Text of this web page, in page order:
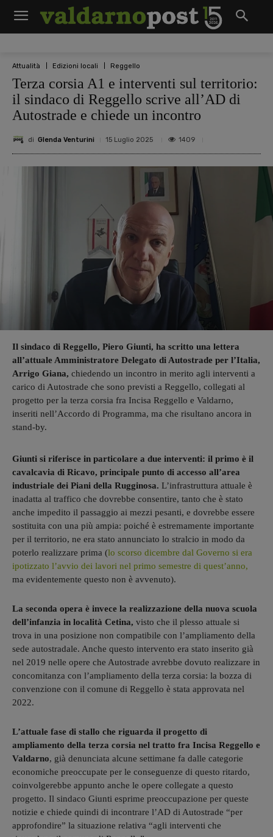
Attualità Edizioni locali Reggello
Terza corsia A1 e interventi sul territorio:
il sindaco di Reggello scrive all’AD di
Autostrade e chiede un incontro
di Glenda Venturini 15 Luglio 2025 1409
Il sindaco di Reggello, Piero Giunti, ha scritto una lettera
all’attuale Amministratore Delegato di Autostrade per l’Italia,
Arrigo Giana, chiedendo un incontro in merito agli interventi a
carico di Autostrade che sono previsti a Reggello, collegati al
progetto per la terza corsia fra Incisa Reggello e Valdarno,
inseriti nell’Accordo di Programma, ma che risultano ancora in
stand-by.
Giunti si riferisce in particolare a due interventi: il primo è il
cavalcavia di Ricavo, principale punto di accesso all’area
industriale dei Piani della Rugginosa. L’infrastruttura attuale è
inadatta al traffico che dovrebbe consentire, tanto che è stato
anche impedito il passaggio ai mezzi pesanti, e dovrebbe essere
sostituita con una più ampia: poiché è estremamente importante
per il territorio, ne era stato annunciato lo stralcio in modo da
poterlo realizzare prima (lo scorso dicembre dal Governo si era
ipotizzato l’avvio dei lavori nel primo semestre di quest’anno,
ma evidentemente questo non è avvenuto).
La seconda opera è invece la realizzazione della nuova scuola
dell’infanzia in località Cetina, visto che il plesso attuale si
trova in una posizione non compatibile con l’ampliamento della
sede autostradale. Anche questo intervento era stato inserito già
nel 2019 nelle opere che Autostrade avrebbe dovuto realizzare in
concomitanza con l’ampliamento della terza corsia: la bozza di
convenzione con il comune di Reggello è stata approvata nel
2022.
L’attuale fase di stallo che riguarda il progetto di
ampliamento della terza corsia nel tratto fra Incisa Reggello e
Valdarno, già denunciata alcune settimane fa dalle categorie
economiche preoccupate per le conseguenze di questo ritardo,
coinvolgerebbe appunto anche le opere collegate a questo
progetto. Il sindaco Giunti esprime preoccupazione per queste
notizie e chiede quindi di incontrare l’AD di Autostrade “per
approfondire” la situazione relativa “agli interventi che